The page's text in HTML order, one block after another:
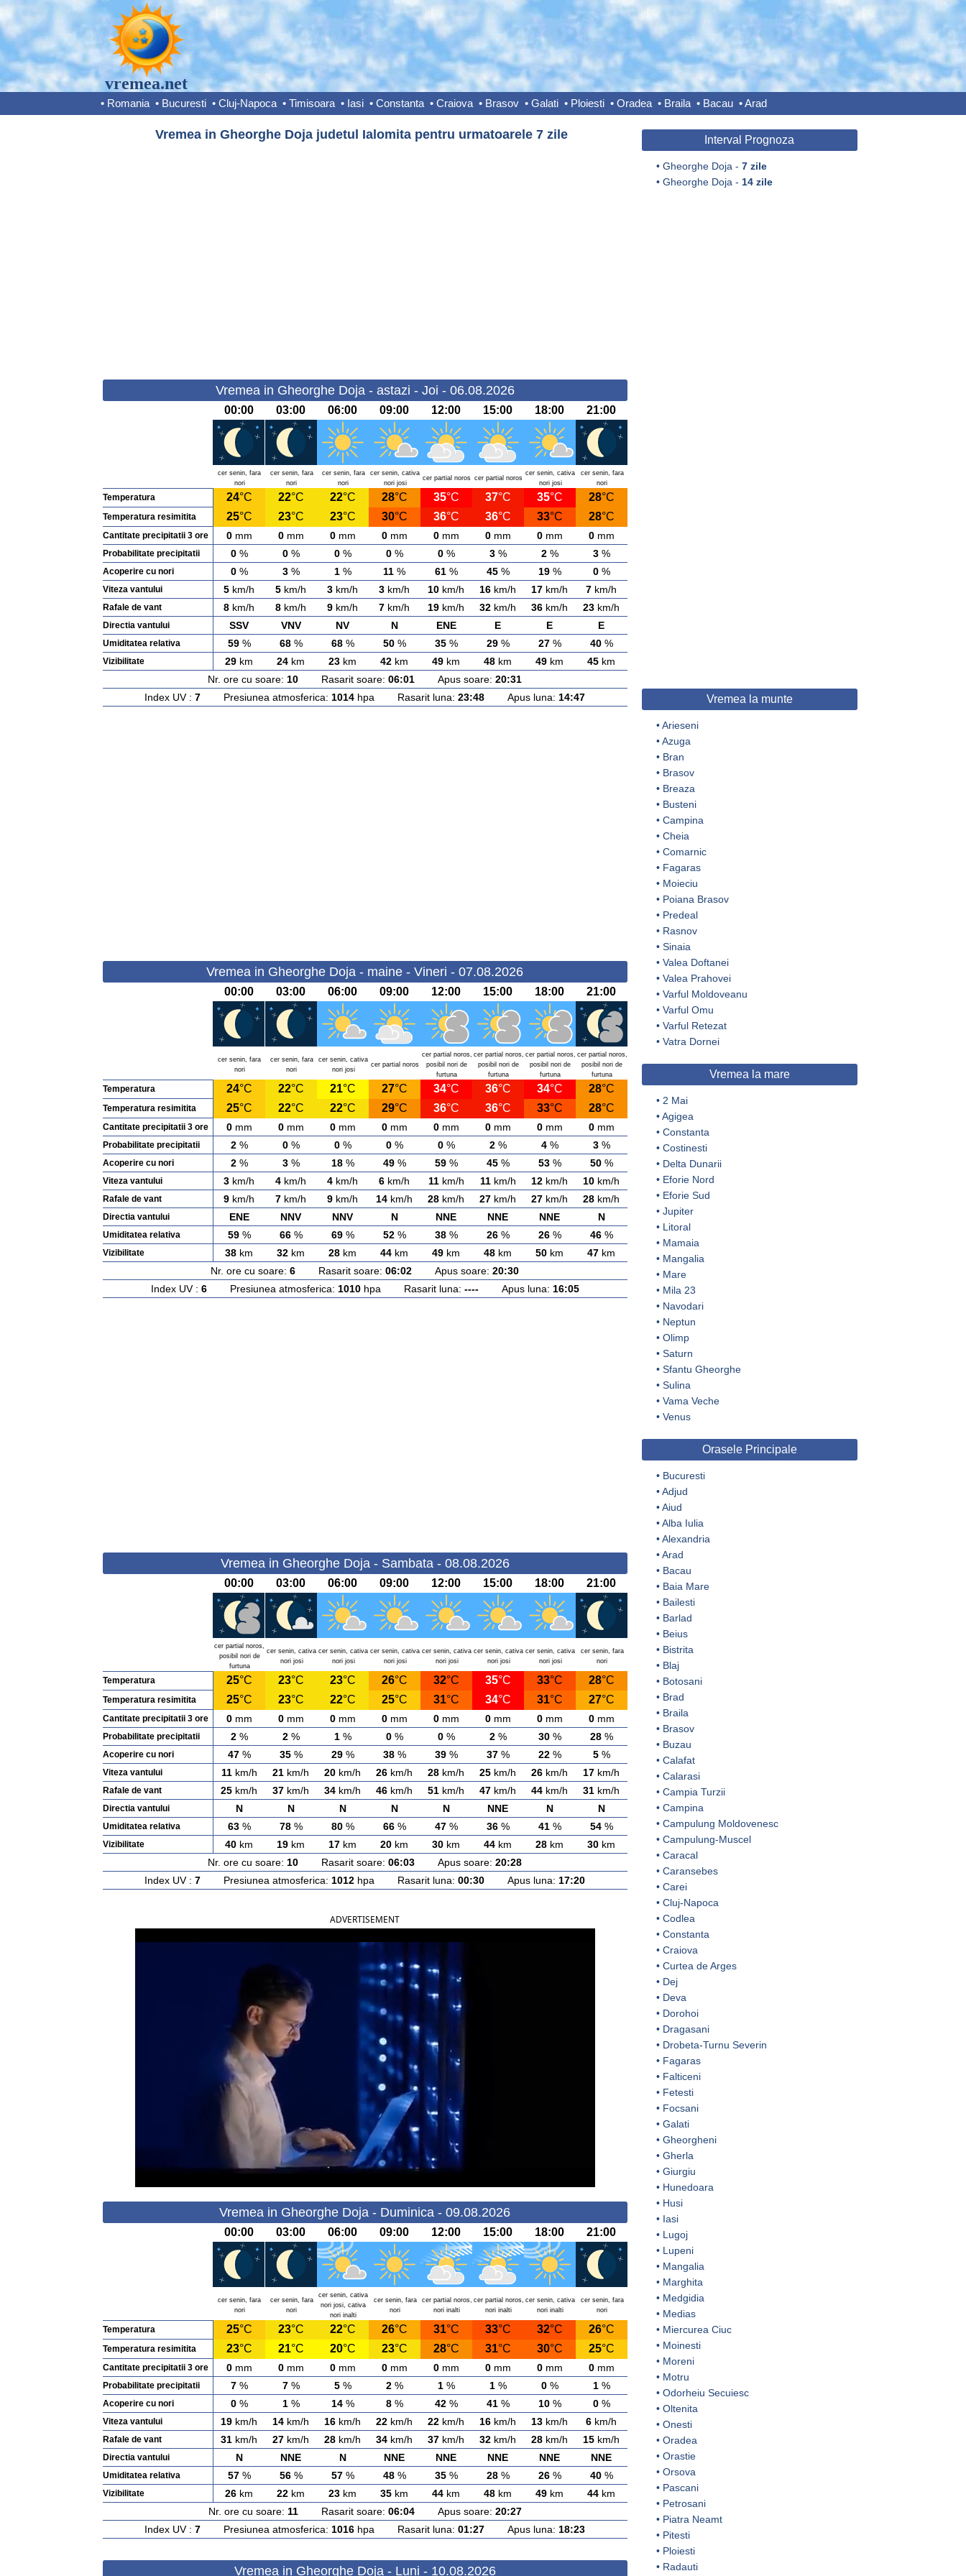
vremea.net
• Romania • Bucuresti • Cluj-Napoca • Timisoara • Iasi • Constanta • Craiova • Brasov • Galati • Ploiesti • Oradea • Braila • Bacau •Arad
Vremea in Gheorghe Doja judetul Ialomita pentru urmatoarele 7 zile
Vremea in Gheorghe Doja - astazi - Joi - 06.08.2026
00:00 03:00 06:00 09:00 12:00 15:00 18:00 21:00
cer senin, fara
nori
cer senin, fara
nori
cer senin, fara
nori
cer senin, cativa
nori josi
cer partial noros cer partial noros
cer senin, cativa
nori josi
cer senin, fara
nori
Temperatura 24°C 22°C 22°C 28°C 35°C 37°C 35°C 28°C
Temperatura resimitita 25°C 23°C 23°C 30°C 36°C 36°C 33°C 28°C
Cantitate precipitatii 3 ore 0mm 0mm 0mm 0mm 0mm 0mm 0mm 0mm
Probabilitate precipitatii 0% 0% 0% 0% 0% 3% 2% 3%
Acoperire cu nori 0% 3% 1% 11 % 61% 45% 19% 0%
Viteza vantului 5 km/h 5 km/h 3 km/h 3 km/h 10 km/h 16 km/h 17 km/h 7 km/h
Rafale de vant 8 km/h 8 km/h 9 km/h 7 km/h 19 km/h 32 km/h 36 km/h 23 km/h
Directia vantului SSV VNV NV N ENE E E E
Umiditatea relativa 59% 68% 68% 50% 35% 29% 27% 40%
Vizibilitate 29 km 24 km 23 km 42 km 49 km 48 km 49 km 45 km
Nr. ore cu soare: 10 Rasarit soare: 06:01 Apus soare: 20:31
Index UV : 7 Presiunea atmosferica: 1014 hpa Rasarit luna: 23:48 Apus luna: 14:47
Vremea in Gheorghe Doja - maine - Vineri - 07.08.2026
00:00 03:00 06:00 09:00 12:00 15:00 18:00 21:00
cer senin, fara
nori
cer senin, fara
nori
cer senin, cativa
nori josi
cer partial noros
cer partial noros,
posibil nori de
furtuna
cer partial noros,
posibil nori de
furtuna
cer partial noros,
posibil nori de
furtuna
cer partial noros,
posibil nori de
furtuna
Temperatura 24°C 22°C 21°C 27°C 34°C 36°C 34°C 28°C
Temperatura resimitita 25°C 22°C 22°C 29°C 36°C 36°C 33°C 28°C
Cantitate precipitatii 3 ore 0mm 0mm 0mm 0mm 0mm 0mm 0mm 0mm
Probabilitate precipitatii 2% 0% 0% 0% 0% 2% 4% 3%
Acoperire cu nori 2% 3% 18% 49% 59% 45% 53% 50%
Viteza vantului 3 km/h 4 km/h 4 km/h 6 km/h 11km/h 11km/h 12 km/h 10 km/h
Rafale de vant 9 km/h 7 km/h 9 km/h 14 km/h 28 km/h 27 km/h 27 km/h 28 km/h
Directia vantului ENE NNV NNV N NNE NNE NNE N
Umiditatea relativa 59% 66% 69% 52% 38% 26% 26% 46%
Vizibilitate 38 km 32 km 28 km 44 km 49 km 48 km 50 km 47 km
Nr. ore cu soare: 6 Rasarit soare: 06:02 Apus soare: 20:30
Index UV : 6Presiunea atmosferica: 1010hpa Rasarit luna: ----Apus luna: 16:05
Vremea in Gheorghe Doja - Sambata - 08.08.2026
00:00 03:00 06:00 09:00 12:00 15:00 18:00 21:00
cer partial noros,
posibil nori de
furtuna
cer senin, cativa
nori josi
cer senin, cativa
nori josi
cer senin, cativa
nori josi
cer senin, cativa
nori josi
cer senin, cativa
nori josi
cer senin, cativa
nori josi
cer senin, fara
nori
Temperatura 25°C 23°C 23°C 26°C 32°C 35°C 33°C 28°C
Temperatura resimitita 25°C 23°C 22°C 25°C 31°C 34°C 31°C 27°C
Cantitate precipitatii 3 ore 0mm 0mm 0mm 0mm 0mm 0mm 0mm 0mm
Probabilitate precipitatii 2% 2% 1% 0% 0% 2% 30% 28%
Acoperire cu nori 47% 35% 29% 38% 39% 37% 22% 5%
Viteza vantului 11km/h 21 km/h 20 km/h 26 km/h 28 km/h 25 km/h 26 km/h 17 km/h
Rafale de vant 25 km/h 37 km/h 34 km/h 46 km/h 51 km/h 47 km/h 44 km/h 31 km/h
Directia vantului N N N N N NNE N N
Umiditatea relativa 63% 78% 80% 66% 47% 36% 41% 54%
Vizibilitate 40 km 19 km 17 km 20 km 30 km 44 km 28 km 30 km
Nr. ore cu soare: 10 Rasarit soare: 06:03 Apus soare: 20:28
Index UV : 7 Presiunea atmosferica: 1012 hpa Rasarit luna: 00:30 Apus luna: 17:20
ADVERTISEMENT
Vremea in Gheorghe Doja - Duminica - 09.08.2026
00:00 03:00 06:00 09:00 12:00 15:00 18:00 21:00
cer senin, fara
nori
cer senin, fara
nori
cer senin, cativa
nori josi, cativa
nori inalti
cer senin, fara
nori
cer partial noros,
nori inalti
cer partial noros,
nori inalti
cer senin, cativa
nori inalti
cer senin, fara
nori
Temperatura 25°C 23°C 22°C 26°C 31°C 33°C 32°C 26°C
Temperatura resimitita 23°C 21°C 20°C 23°C 28°C 31°C 30°C 25°C
Cantitate precipitatii 3 ore 0mm 0mm 0mm 0mm 0mm 0mm 0mm 0mm
Probabilitate precipitatii 7% 7% 5% 2% 1% 1% 0% 1%
Acoperire cu nori 0% 1% 14% 8% 42% 41% 10% 0%
Viteza vantului 19 km/h 14 km/h 16 km/h 22 km/h 22 km/h 16 km/h 13 km/h 6 km/h
Rafale de vant 31 km/h 27 km/h 28 km/h 34 km/h 37 km/h 32 km/h 28 km/h 15 km/h
Directia vantului N NNE N NNE NNE NNE NNE NNE
Umiditatea relativa 57% 56% 57% 48% 35% 28% 26% 40%
Vizibilitate 26 km 22 km 23 km 35 km 44 km 48 km 49 km 44 km
Nr. ore cu soare: 11Rasarit soare: 06:04Apus soare: 20:27
Index UV : 7 Presiunea atmosferica: 1016 hpa Rasarit luna: 01:27 Apus luna: 18:23
Vremea in Gheorghe Doja - Luni - 10.08.2026
Interval Prognoza
• Gheorghe Doja - 7 zile
• Gheorghe Doja - 14 zile
Vremea la munte
•Arieseni
•Azuga
• Bran
• Brasov
• Breaza
• Busteni
• Campina
• Cheia
• Comarnic
• Fagaras
• Moieciu
• Poiana Brasov
• Predeal
• Rasnov
• Sinaia
• Valea Doftanei
• Valea Prahovei
• Varful Moldoveanu
• Varful Omu
• Varful Retezat
• Vatra Dornei
Vremea la mare
• 2 Mai
•Agigea
• Constanta
• Costinesti
• Delta Dunarii
• Eforie Nord
• Eforie Sud
• Jupiter
• Litoral
• Mamaia
• Mangalia
• Mare
• Mila 23
• Navodari
• Neptun
• Olimp
• Saturn
• Sfantu Gheorghe
• Sulina
• Vama Veche
• Venus
Orasele Principale
• Bucuresti
•Adjud
•Aiud
•Alba Iulia
•Alexandria
•Arad
• Bacau
• Baia Mare
• Bailesti
• Barlad
• Beius
• Bistrita
• Blaj
• Botosani
• Brad
• Braila
• Brasov
• Buzau
• Calafat
• Calarasi
• Campia Turzii
• Campina
• Campulung Moldovenesc
• Campulung-Muscel
• Caracal
• Caransebes
• Carei
• Cluj-Napoca
• Codlea
• Constanta
• Craiova
• Curtea de Arges
• Dej
• Deva
• Dorohoi
• Dragasani
• Drobeta-Turnu Severin
• Fagaras
• Falticeni
• Fetesti
• Focsani
• Galati
• Gheorgheni
• Gherla
• Giurgiu
• Hunedoara
• Husi
• Iasi
• Lugoj
• Lupeni
• Mangalia
• Marghita
• Medgidia
• Medias
• Miercurea Ciuc
• Moinesti
• Moreni
• Motru
• Odorheiu Secuiesc
• Oltenita
• Onesti
• Oradea
• Orastie
• Orsova
• Pascani
• Petrosani
• Piatra Neamt
• Pitesti
• Ploiesti
• Radauti